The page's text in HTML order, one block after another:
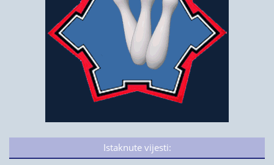
Istaknute vijesti: